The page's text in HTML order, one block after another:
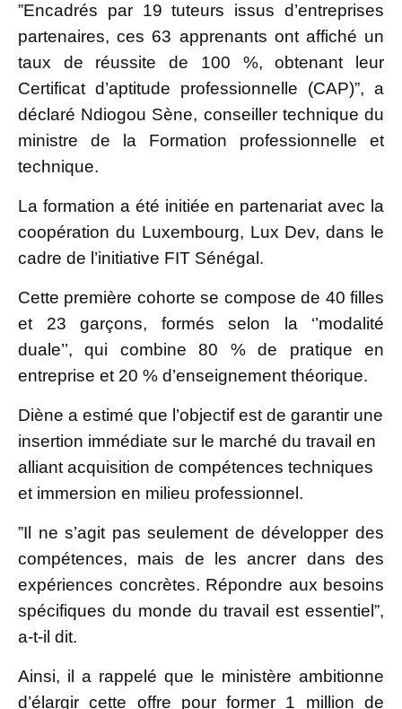
”Encadrés par 19 tuteurs issus d’entreprises
partenaires, ces 63 apprenants ont affiché un
taux de réussite de 100 %, obtenant leur
Certificat d’aptitude professionnelle (CAP)”, a
déclaré Ndiogou Sène, conseiller technique du
ministre de la Formation professionnelle et
technique.
La formation a été initiée en partenariat avec la
coopération du Luxembourg, Lux Dev, dans le
cadre de l’initiative FIT Sénégal.
Cette première cohorte se compose de 40 filles
et 23 garçons, formés selon la ‘’modalité
duale’’, qui combine 80 % de pratique en
entreprise et 20 % d’enseignement théorique.
Diène a estimé que l’objectif est de garantir une
insertion immédiate sur le marché du travail en
alliant acquisition de compétences techniques
et immersion en milieu professionnel.
”Il ne s’agit pas seulement de développer des
compétences, mais de les ancrer dans des
expériences concrètes. Répondre aux besoins
spécifiques du monde du travail est essentiel”,
a-t-il dit.
Ainsi, il a rappelé que le ministère ambitionne
d’élargir cette offre pour former 1 million de